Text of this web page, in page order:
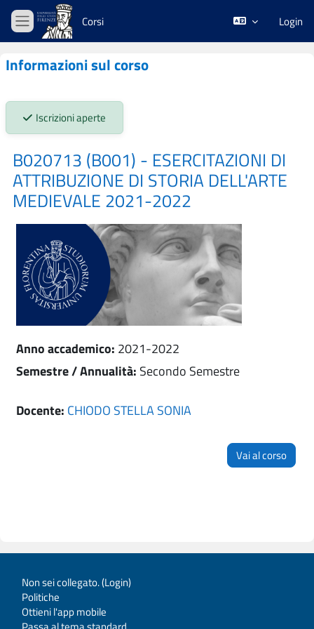
Vai al contenuto principale
Pannello laterale
Corsi Login
Informazioni sul corso
Stato iscrizioni:
Iscrizioni aperte
B020713 (B001) - ESERCITAZIONI DI
ATTRIBUZIONE DI STORIA DELL'ARTE
MEDIEVALE 2021-2022
Anno accademico: 2021-2022
Semestre / Annualità: Secondo Semestre
Docente: CHIODO STELLA SONIA
Vai al corso
Non sei collegato. (Login)
Politiche
Ottieni l'app mobile